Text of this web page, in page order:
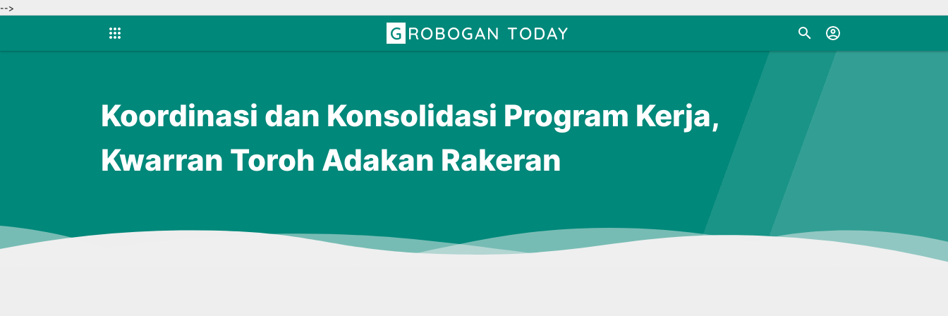
-->
GROBOGAN TODAY
Koordinasi dan Konsolidasi Program Kerja,
Kwarran Toroh Adakan Rakeran